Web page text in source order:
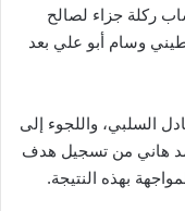
ركلة جزاء لصالح
وسام أبو علي بعد
السلبي، واللجوء إلى
هاني من تسجيل هدف